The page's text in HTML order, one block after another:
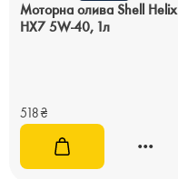
Моторна олива Shell Helix
HX7 5W-40, 1л
518₴